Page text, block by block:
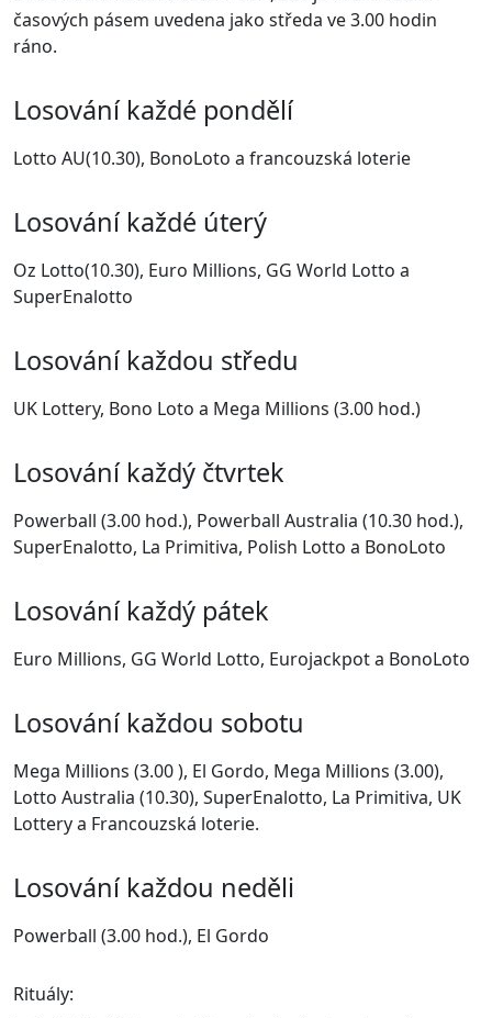
časových pásem uvedena jako středa ve 3.00 hodin
ráno.
Losování každé pondělí
Lotto AU(10.30), BonoLoto a francouzská loterie
Losování každé úterý
Oz Lotto(10.30), Euro Millions, GG World Lotto a
SuperEnalotto
Losování každou středu
UK Lottery, Bono Loto a Mega Millions (3.00 hod.)
Losování každý čtvrtek
Powerball (3.00 hod.), Powerball Australia (10.30 hod.),
SuperEnalotto, La Primitiva, Polish Lotto a BonoLoto
Losování každý pátek
Euro Millions, GG World Lotto, Eurojackpot a BonoLoto
Losování každou sobotu
Mega Millions (3.00 ), El Gordo, Mega Millions (3.00),
Lotto Australia (10.30), SuperEnalotto, La Primitiva, UK
Lottery a Francouzská loterie.
Losování každou neděli
Powerball (3.00 hod.), El Gordo
Rituály: